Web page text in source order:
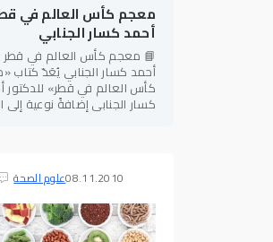
معجم كأس العالم في
أحمد كسار الجنابي
📘 معجم كأس العالم في قطر
أحمد كسار الجنابي يُعَدّ كتاب
كأس العالم في قطر» للدكتور
كسار الجنابي إضافةً نوعية إلى
08.11.2010علوم الصحة